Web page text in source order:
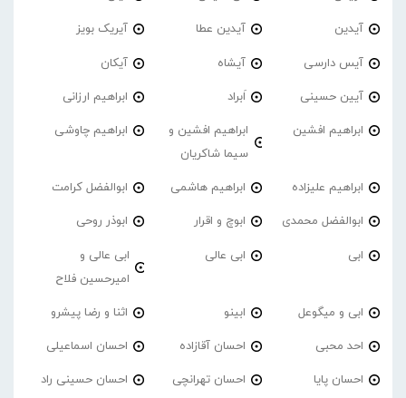
آیدین آیدین عطا آیریک بویز
آیس دارسی آیشاه آیکان
آیین حسینی اَبراد ابراهیم ارزانی
ابراهیم افشین
ابراهیم افشین و
سیما شاکریان
ابراهیم چاوشی
ابراهیم علیزاده ابراهیم هاشمی ابوالفضل کرامت
ابوالفضل محمدی ابوچ و اقرار ابوذر روحی
ابی ابی عالی
ابی عالی و
امیرحسین فلاح
ابی و میگوعل ابینو اثنا و رضا پیشرو
احد محبی احسان آقازاده احسان اسماعیلی
احسان پایا احسان تهرانچی احسان حسینی راد